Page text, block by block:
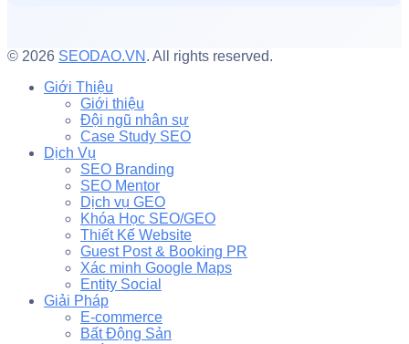
© 2026 SEODAO.VN . All rights reserved.
Giới Thiệu
Giới thiệu
Đội ngũ nhân sự
Case Study SEO
Dịch Vụ
SEO Branding
SEO Mentor
Dịch vụ GEO
Khóa Học SEO/GEO
Thiết Kế Website
Guest Post & Booking PR
Xác minh Google Maps
Entity Social
Giải Pháp
E-commerce
Bất Động Sản